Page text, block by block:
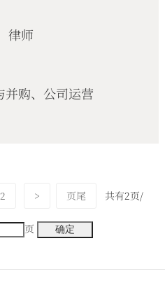
律师
并购、公司运营
2 > 页尾 共有2页/
页